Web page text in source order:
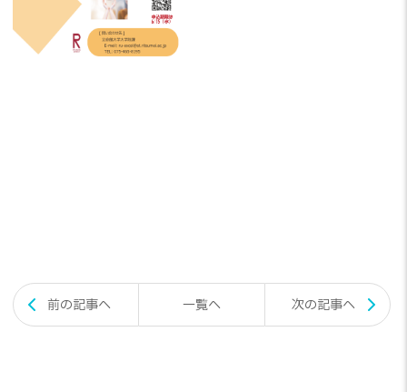
投
稿
前の記事へ 一覧へ 次の記事へ